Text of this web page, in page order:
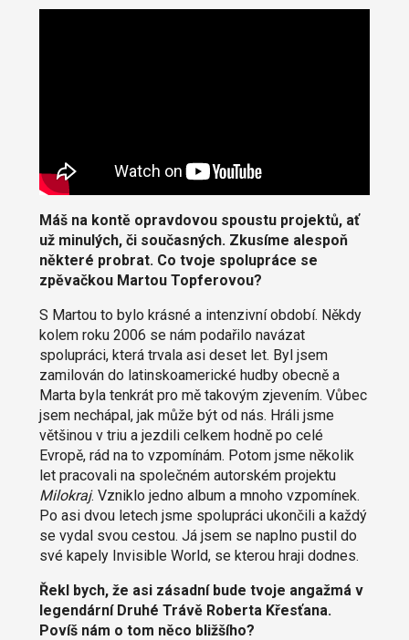
Máš na kontě opravdovou spoustu projektů, ať
už minulých, či současných. Zkusíme alespoň
některé probrat. Co tvoje spolupráce se
zpěvačkou Martou Topferovou?
S Martou to bylo krásné a intenzivní období. Někdy
kolem roku 2006 se nám podařilo navázat
spolupráci, která trvala asi deset let. Byl jsem
zamilován do latinskoamerické hudby obecně a
Marta byla tenkrát pro mě takovým zjevením. Vůbec
jsem nechápal, jak může být od nás. Hráli jsme
většinou v triu a jezdili celkem hodně po celé
Evropě, rád na to vzpomínám. Potom jsme několik
let pracovali na společném autorském projektu
Milokraj. Vzniklo jedno album a mnoho vzpomínek.
Po asi dvou letech jsme spolupráci ukončili a každý
se vydal svou cestou. Já jsem se naplno pustil do
své kapely Invisible World, se kterou hraji dodnes.
Řekl bych, že asi zásadní bude tvoje angažmá v
legendární Druhé Trávě Roberta Křesťana.
Povíš nám o tom něco bližšího?